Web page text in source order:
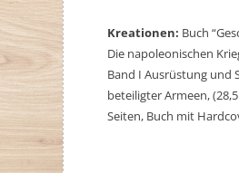
Kreationen: Buch
Die napoleonischen
Band I Ausrüstung und
beteiligter Armeen,
Seiten, Buch mit